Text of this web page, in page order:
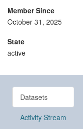
Member Since
October 31, 2025
State
active
Datasets
Activity Stream